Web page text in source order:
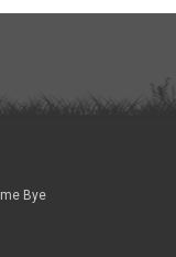
Bye